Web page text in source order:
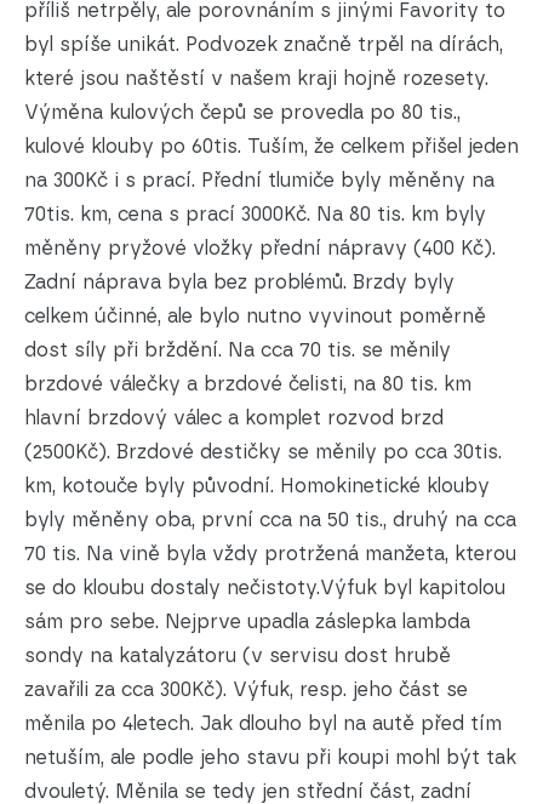
příliš netrpěly, ale porovnáním s jinými Favority to
byl spíše unikát. Podvozek značně trpěl na dírách,
které jsou naštěstí v našem kraji hojně rozesety.
Výměna kulových čepů se provedla po 80 tis.,
kulové klouby po 60tis. Tuším, že celkem přišel jeden
na 300Kč i s prací. Přední tlumiče byly měněny na
70tis. km, cena s prací 3000Kč. Na 80 tis. km byly
měněny pryžové vložky přední nápravy (400 Kč).
Zadní náprava byla bez problémů. Brzdy byly
celkem účinné, ale bylo nutno vyvinout poměrně
dost síly při brždění. Na cca 70 tis. se měnily
brzdové válečky a brzdové čelisti, na 80 tis. km
hlavní brzdový válec a komplet rozvod brzd
(2500Kč). Brzdové destičky se měnily po cca 30tis.
km, kotouče byly původní. Homokinetické klouby
byly měněny oba, první cca na 50 tis., druhý na cca
70 tis. Na vině byla vždy protržená manžeta, kterou
se do kloubu dostaly nečistoty.Výfuk byl kapitolou
sám pro sebe. Nejprve upadla záslepka lambda
sondy na katalyzátoru (v servisu dost hrubě
zavařili za cca 300Kč). Výfuk, resp. jeho část se
měnila po 4letech. Jak dlouho byl na autě před tím
netuším, ale podle jeho stavu při koupi mohl být tak
dvouletý. Měnila se tedy jen střední část, zadní